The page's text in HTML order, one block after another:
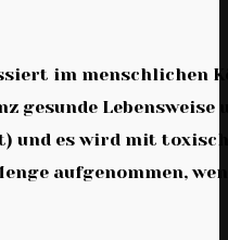
im menschlichen
gesunde Lebensweise
und es wird mit
aufgenommen,